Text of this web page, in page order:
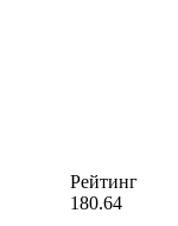
Рейтинг
180.64